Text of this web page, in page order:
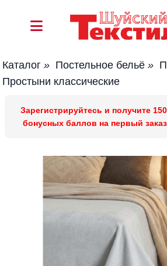
Каталог » Постельное бельё »
Простыни классические
Зарегистрируйтесь и получите
бонусных баллов на первый